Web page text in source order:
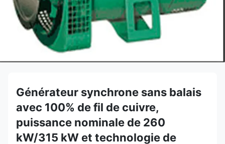
Générateur synchrone sans balais
avec 100% de fil de cuivre,
puissance nominale de 260
kW/315 kW et technologie de